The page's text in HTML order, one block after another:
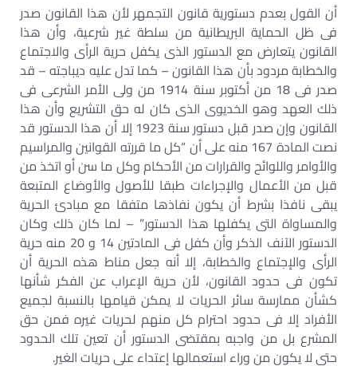
أن القول بعدم دستورية قانون التجمهر لأن هذا القانون صدر
فى ظل الحماية البريطانية من سلطة غير شرعية، وأن هذا
القانون يتعارض مع الدستور الذى يكفل حرية الرأى والاجتماع
والخطابة مردود بأن هذا القانون – كما تدل عليه ديباجته – قد
صدر فى 18 من أكتوبر سنة 1914 من ولى الأمر الشرعى فى
ذلك العهد وهو الخديوى الذى كان له حق التشريع وأن هذا
القانون وإن صدر قبل دستور سنة 1923 إلا أن هذا الدستور قد
نصت المادة 167 منه على أن “كل ما قررته القوانين والمراسيم
والأوامر واللوائح والقرارات من الأحكام وكل ما سن أو اتخذ من
قبل من الأعمال والإجراءات طبقا للأصول والأوضاع المتبعة
يبقى نافذا بشرط أن يكون نفاذها متفقا مع مبادئ الحرية
والمساواة التى يكفلها هذا الدستور” – لما كان ذلك وكان
الدستور الآنف الذكر وأن كفل فى المادتين 14 و 20 منه حرية
الرأى والإجتماع والخطابة، إلا أنه جعل مناط هذه الحرية أن
تكون فى حدود القانون، لأن حرية الإعراب عن الفكر شأنها
كشأن ممارسة سائر الحريات لا يمكن قيامها بالنسبة لجميع
الأفراد إلا فى حدود احترام كل منهم لحريات غيره فمن حق
المشرع بل من واجبه بمقتضى الدستور أن تعين تلك الحدود
حتى لا يكون من وراء استعمالها إعتداء على حريات الغير.